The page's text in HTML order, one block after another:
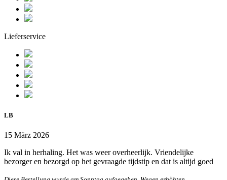
Lieferservice
LB
15 März 2026
Ik val in herhaling. Het was weer overheerlijk. Vriendelijke
bezorger en bezorgd op het gevraagde tijdstip en dat is altijd goed